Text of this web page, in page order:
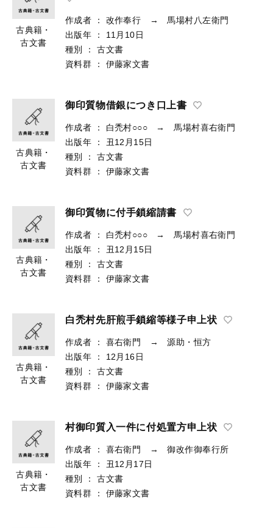
古典籍・
古文書
作成者 ：
改作奉行 → 馬場村八左衛門
出版年
：
11月10日
種別
：
古文書
資料群
： 伊藤家文書
古典籍・
古文書
御印質物借銀につき口上書
作成者 ：
白禿村○○○ → 馬場村喜右衛門
出版年
：
丑12月15日
種別
：
古文書
資料群
： 伊藤家文書
古典籍・
古文書
御印質物に付手鎖縮請書
作成者 ：
白禿村○○○ → 馬場村喜右衛門
出版年
：
丑12月15日
種別
：
古文書
資料群
： 伊藤家文書
古典籍・
古文書
白禿村先肝煎手鎖縮等様子申上状
作成者 ：
喜右衛門 → 源助・恒方
出版年
：
12月16日
種別
：
古文書
資料群
： 伊藤家文書
古典籍・
古文書
村御印質入一件に付処置方申上状
作成者 ：
喜右衛門 → 御改作御奉行所
出版年
：
丑12月17日
種別
：
古文書
資料群
： 伊藤家文書